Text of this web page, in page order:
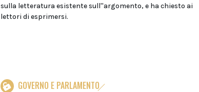
sulla letteratura esistente sull''argomento, e ha chiesto ai
lettori di esprimersi.
GOVERNO E PARLAMENTO